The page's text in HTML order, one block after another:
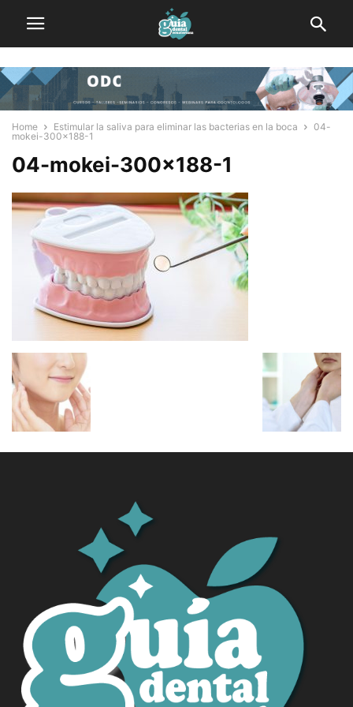
Home Estimular la saliva para eliminar las bacterias en la boca
04-
mokei-300x188-1
04-mokei-300×188-1